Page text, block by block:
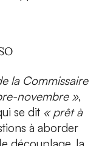
la Commissaire
novembre »,
se dit « prêt à
à aborder